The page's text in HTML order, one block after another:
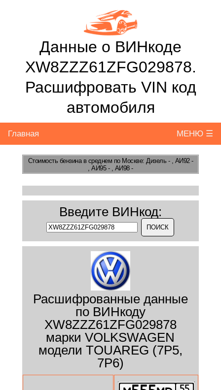
Данные о ВИНкоде
XW8ZZZ61ZFG029878.
Расшифровать VIN код
автомобиля
Главная МЕНЮ ☰
Стоимость бензинав среднем по Москве: Дизель - , АИ92 -
, АИ95 - , АИ98 -
Введите ВИНкод:
Расшифрованные данные
по ВИНкоду
XW8ZZZ61ZFG029878
марки VOLKSWAGEN
модели TOUAREG (7P5,
7P6)